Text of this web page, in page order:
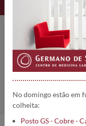
RAST-
Home
No domingo estão em
colheita:
Posto GS - Cobre -